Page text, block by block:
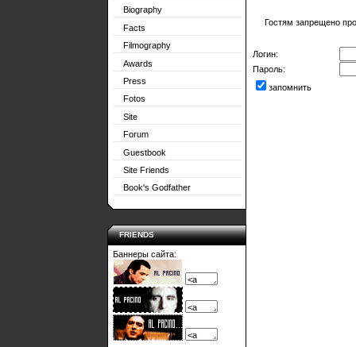
Biography
Facts
Filmography
Awards
Press
Fotos
Site
Forum
Guestbook
Site Friends
Book's Godfather
FRIENDS
Баннеры сайта:
Гостям запрещено
Логин:
Пароль:
запомнить